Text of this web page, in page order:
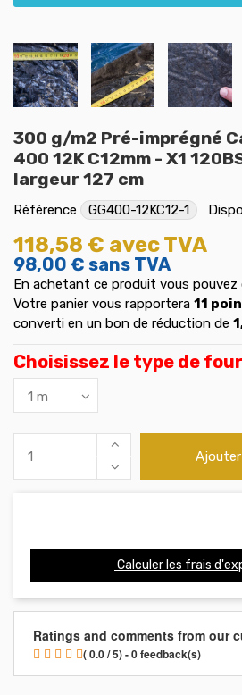
300 g/m2 Pré-imprégné
400 12K C12mm - X1
largeur 127 cm
Référence GG400-12KC12-1
118,58 € avec TVA
98,00 € sans TVA
En achetant ce produit vous
Votre panier vous rapportera 11
converti en un bon de réduction de
Choisissez le type de
Calculer les frais
Ratings and comments from our
( 0.0 / 5) - 0 feedback(s)